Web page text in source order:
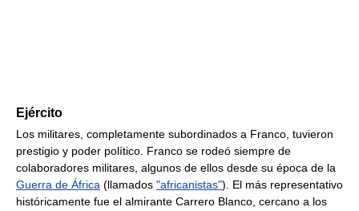
Ejército
Los militares, completamente subordinados a Franco, tuvieron
prestigio y poder político. Franco se rodeó siempre de
colaboradores militares, algunos de ellos desde su época de la
Guerra de África (llamados "africanistas"). El más representativo
históricamente fue el almirante Carrero Blanco, cercano a los